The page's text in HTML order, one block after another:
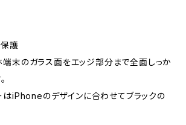
護
末のガラス面をエッジ部分まで全面しっか
はiPhoneのデザインに合わせてブラックの